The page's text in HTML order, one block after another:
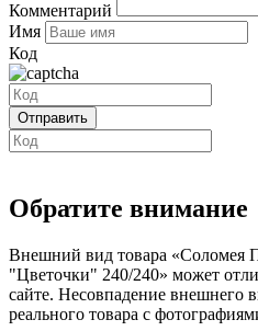
Комментарий
Имя
Код
Обратите внимание
Внешний вид товара «Соломея
"Цветочки" 240/240» может
сайте. Несовпадение внешнего
реального товара с